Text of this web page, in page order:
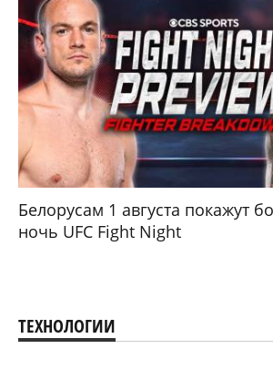
Белорусам 1 августа покажут
ночь UFC Fight Night
ТЕХНОЛОГИИ